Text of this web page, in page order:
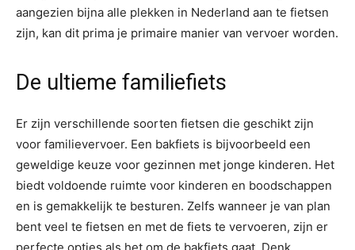
aangezien bijna alle plekken in Nederland aan te fietsen
zijn, kan dit prima je primaire manier van vervoer worden.
De ultieme familiefiets
Er zijn verschillende soorten fietsen die geschikt zijn
voor familievervoer. Een bakfiets is bijvoorbeeld een
geweldige keuze voor gezinnen met jonge kinderen. Het
biedt voldoende ruimte voor kinderen en boodschappen
en is gemakkelijk te besturen. Zelfs wanneer je van plan
bent veel te fietsen en met de fiets te vervoeren, zijn er